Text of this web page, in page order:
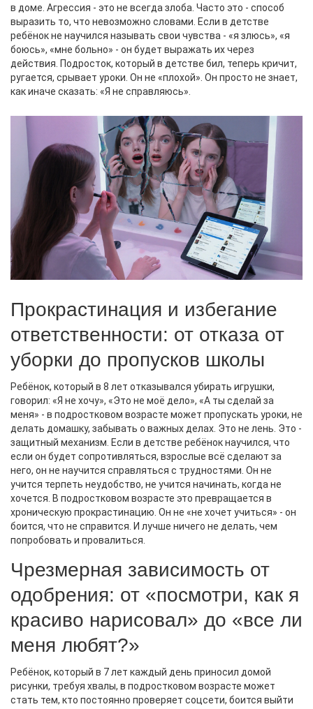
в доме. Агрессия - это не всегда злоба. Часто это - способ
выразить то, что невозможно словами. Если в детстве
ребёнок не научился называть свои чувства - «я злюсь», «я
боюсь», «мне больно» - он будет выражать их через
действия. Подросток, который в детстве бил, теперь кричит,
ругается, срывает уроки. Он не «плохой». Он просто не знает,
как иначе сказать: «Я не справляюсь».
Прокрастинация и избегание
ответственности: от отказа от
уборки до пропусков школы
Ребёнок, который в 8 лет отказывался убирать игрушки,
говорил: «Я не хочу», «Это не моё дело», «А ты сделай за
меня» - в подростковом возрасте может пропускать уроки, не
делать домашку, забывать о важных делах. Это не лень. Это -
защитный механизм. Если в детстве ребёнок научился, что
если он будет сопротивляться, взрослые всё сделают за
него, он не научится справляться с трудностями. Он не
учится терпеть неудобство, не учится начинать, когда не
хочется. В подростковом возрасте это превращается в
хроническую прокрастинацию. Он не «не хочет учиться» - он
боится, что не справится. И лучше ничего не делать, чем
попробовать и провалиться.
Чрезмерная зависимость от
одобрения: от «посмотри, как я
красиво нарисовал» до «все ли
меня любят?»
Ребёнок, который в 7 лет каждый день приносил домой
рисунки, требуя хвалы, в подростковом возрасте может
стать тем, кто постоянно проверяет соцсети, боится выйти